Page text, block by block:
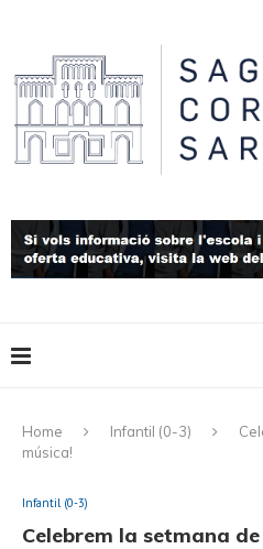
Home Infantil (0-3)
música!
Infantil (0-3)
Celebrem la setmana